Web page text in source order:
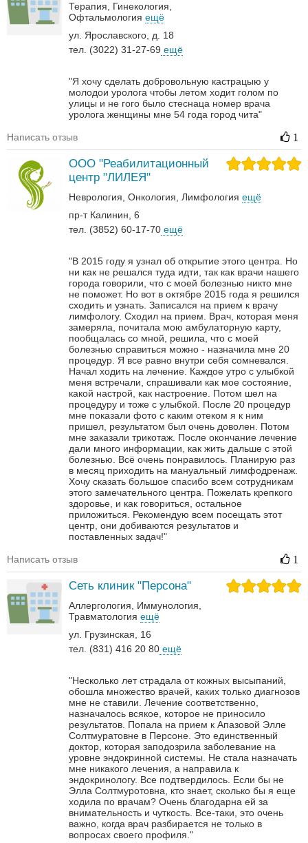
Терапия
Гинекология
Офтальмология ещё
ул. Ярославского, д. 18
тел. (3022) 31-27-69 ещё
"Я хочу сделать добровольную кастрацыю у
молодои уролога чтобы летом ходит голом по
улицы и не гого было стеснаца номер врача
уролога женщины мне 54 года город чита"
Написать отзыв 1
ООО "Реабилитационный
центр "ЛИЛЕЯ"
Неврология‎ Онкология‎ Лимфология ещё
пр-т Калинин, 6
тел. (3852) 60-17-70 ещё
"В 2015 году я узнал об открытие этого центра. Но
ни как не решался туда идти, так как врачи нашего
города говорили, что с моей болезнью никто мне
не поможет. Но вот в октябре 2015 года я решился
сходить и узнать. Записался на прием к врачу
лимфологу. Сходил на прием. Врач, которая меня
замеряла, почитала мою амбулаторную карту,
пообщалась со мной, решила, что с моей
болезнью справиться можно - назначила мне 20
процедур. Я все равно внутри себя сомневался.
Начал ходить на лечение. Каждое утро с улыбкой
меня встречали, спрашивали как мое состояние,
какой настрой, как настроение. Потом шел на
процедуру и тоже с улыбкой. После 20 процедур
мне показали фото с каким отеком я к ним
пришел, результатом был очень доволен. Потом
мне заказали трикотаж. После окончание лечение
дали много информации, как жить дальше с этой
болезнью. Всё очень понравилось. Планирую раз
в месяц приходить на мануальный лимфодренаж.
Хочу сказать большое спасибо всем сотрудникам
этого замечательного центра. Пожелать крепкого
здоровье, и как говориться, остальное
приложиться. Рекомендую всем посещать этот
центр, они добиваются результатов и
поставленных задач!"
Написать отзыв 1
Сеть клиник "Персона"
Аллергология
Иммунология
Травматология ещё
ул. Грузинская, 16
тел. (831) 416 20 80 ещё
"Несколько лет страдала от кожных высыпаний,
обошла множество врачей, каких только диагнозов
мне не ставили. Лечение соответственно,
назначалось всякое, которое не приносило
результатов. Попала на прием к Апазовой Элле
Солтмуратовне в Персоне. Это единственный
доктор, которая заподозрила заболевание на
уровне эндокринной системы. Не стала назначать
мне никакого лечения, а направила к
эндокринологу. Все подтвердилось. Если бы не
Элла Солтмуротовна, кто знает, сколько бы я еще
ходила по врачам? Очень благодарна ей за
внимательность и чуткость. Все-таки, это очень
важно, когда врач разбирается не только в
вопросах своего профиля."